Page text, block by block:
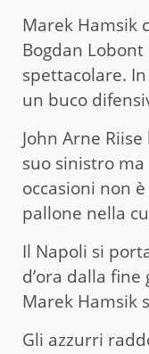
Marek Hamsik
Bogdan
spettacolare. In
un buco
John Arne
suo sinistro
occasioni non
pallone nella
Il Napoli si
d’ora dalla
Marek Hamsik
Gli azzurri